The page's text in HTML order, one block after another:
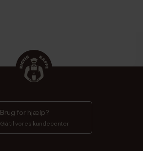
Brug for hjælp?
Gå til vores kundecenter